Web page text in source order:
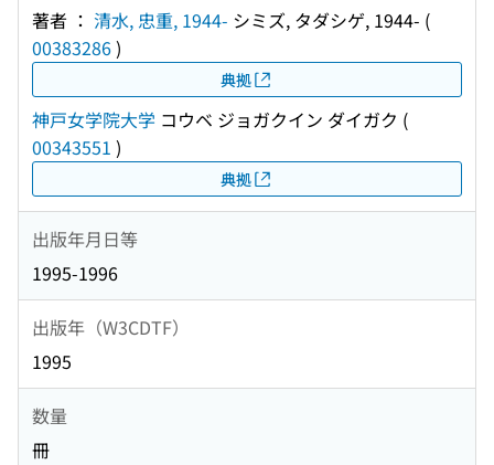
著者 ： 清水, 忠重, 1944- シミズ, タダシゲ, 1944- (
00383286)
典拠
神戸女学院大学 コウベ ジョガクイン ダイガク (
00343551 )
典拠
出版年月日等
1995-1996
出版年（W3CDTF）
1995
数量
冊